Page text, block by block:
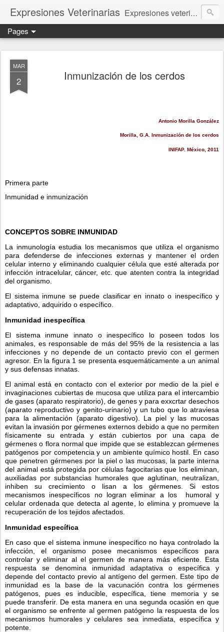
Expresiones Veterinarias Expresiones veterinarias es una publicación en linea de la biblioteca de la Facultad de Veterinaria y Zootecnia de la UNAM
Pages
MAR
2 Inmunización de los cerdos
Antonio Morilla González
Morilla, G.A. Inmunización de los cerdos
INIFAP. México, 2011
Primera parte
Inmunidad e inmunización
CONCEPTOS SOBRE INMUNIDAD
La inmunología estudia los mecanismos que utiliza el organismo
para defenderse de infecciones externas y mantener el orden
celular interno y eliminando cualquier célula que esté alterada por
infección intracelular, cáncer, etc. que atenten contra la integridad
del organismo.
El sistema inmune se puede clasificar en innato o inespecífico y
adaptativo, adquirido o específico.
Inmunidad inespecífica
El sistema inmune innato o inespecífico lo poseen todos los
animales, es responsable de más del 95% de la resistencia a las
infecciones y no depende de un contacto previo con el germen
agresor. En la figura 1 se presenta esquemáticamente a un animal
y sus defensas innatas.
El animal está en contacto con el exterior por medio de la piel e
invaginaciones cubiertas de mucosa que utiliza para el intercambio
de gases (aparato respiratorio), de genes y para exxcrtar desechos
(aparato reproductivo y genito-urinario) y un tubo que lo atraviesa
para la alimentación (aparato digestivo). La piel y las mucosas
evitan la invasión por gérmenes externos debido a que no permiten
físicamente su entrada y están cubiertos por una capa de
gérmenes o flora normal que impide que se establezcan gérmenes
patógenos por competencia y un ambiente químico hostil. En caso
que penetren gérmenes por la piel o las mucosas, la parte interna
del animal está protegida por células fagocitarias que los eliminan,
auxiliadas por substancias humorales que aglutinan, neutralizan,
inhiben su crecimiento o lisan a los gérmenes. Si estos
mecanismos inespecíficos no logran eliminar a los  humoral y
celular ordenada que detecta al agente, lo elimina y promueve la
recuperación de los tejidos afectados.
Inmunidad específica
En caso que el sistema inmune inespecífico no haya controlado la
infección, el organismo posee mecanismos específicos para
controlar y eliminar al el germen de manera más eficiente. Esta
respuesta se denomina inmunidad adaptativa o específica y
depende del contacto previo al antígeno del germen. Este tipo de
inmunidad es la base de la vacunación contra los gérmenes
patógenos, pues es inducible, específica, tiene memoria y se
puede transferir. De esta manera en una segunda ocasión en que
el organismo se enfrente al germen patógeno la respuesta de los
mecanismos humorales y celulares sea inmediata, específica y
potente.